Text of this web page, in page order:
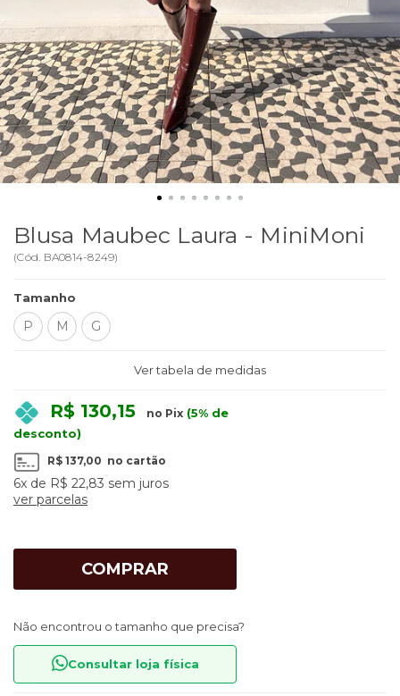
Blusa Maubec Laura - MiniMoni
(Cód. BA0814-8249)
Tamanho
P M G
Ver tabela de medidas
R$ 130,15 no Pix (5% de
desconto)
R$ 137,00 no cartão
6x de R$ 22,83 sem juros
ver parcelas
COMPRAR
Não encontrou o tamanho que precisa?
Consultar loja física